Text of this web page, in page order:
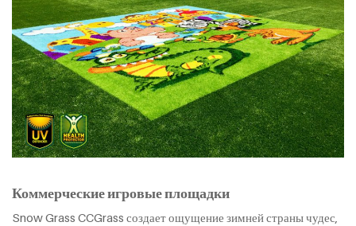
Коммерческие игровые площадки
Snow Grass CCGrass создает ощущение зимней страны чудес,